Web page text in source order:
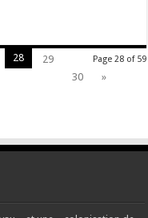
Page 28 of 59
28
29
30
»